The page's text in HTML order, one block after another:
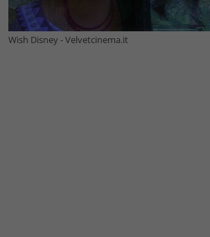
Wish Disney - Velvetcinema.it